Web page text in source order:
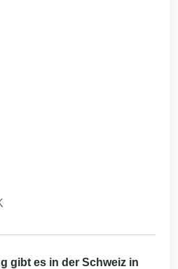
gibt es in der Schweiz in